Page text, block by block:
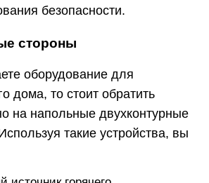
безопасности.
стороны
оборудование для
дома, то стоит обратить
на напольные двухконтурные
такие устройства, вы